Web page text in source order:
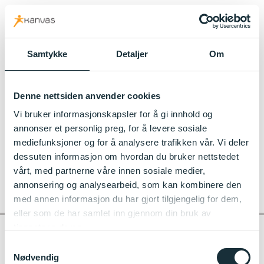
Samtykke Detaljer Om
Denne nettsiden anvender cookies
Vi bruker informasjonskapsler for å gi innhold og
annonser et personlig preg, for å levere sosiale
mediefunksjoner og for å analysere trafikken vår. Vi deler
dessuten informasjon om hvordan du bruker nettstedet
vårt, med partnerne våre innen sosiale medier,
annonsering og analysearbeid, som kan kombinere den
med annen informasjon du har gjort tilgjengelig for dem,
eller som de har samlet inn gjennom din bruk av
Nødvendig
kanvas.no
dscf1504